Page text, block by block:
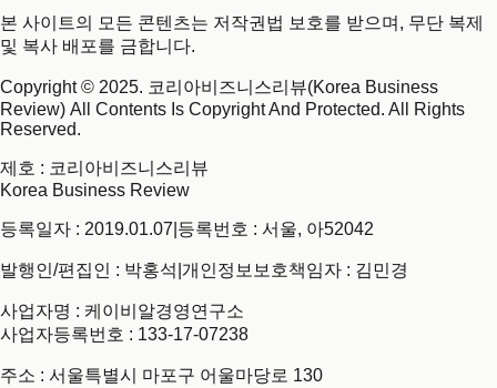
본 사이트의 모든 콘텐츠는 저작권법 보호를 받으며, 무단 복제
및 복사 배포를 금합니다.
Copyright © 2025. 코리아비즈니스리뷰(Korea Business
Review) All Contents Is Copyright And Protected. All Rights
Reserved.
제호 : 코리아비즈니스리뷰
Korea Business Review
등록일자 : 2019.01.07 등록번호 : 서울, 아52042
발행인/편집인 : 박홍석 개인정보보호책임자 : 김민경
사업자명 : 케이비알경영연구소
사업자등록번호 : 133-17-07238
주소 : 서울특별시 마포구 어울마당로 130